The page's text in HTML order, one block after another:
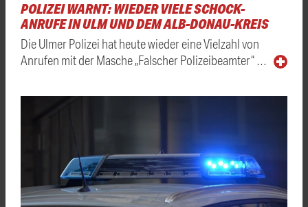
POLIZEI WARNT: WIEDER VIELE SCHOCK-
ANRUFE IN ULM UND DEM ALB-DONAU-KREIS
Die Ulmer Polizei hat heute wieder eine Vielzahl von
Anrufen mit der Masche „Falscher Polizeibeamter“ …